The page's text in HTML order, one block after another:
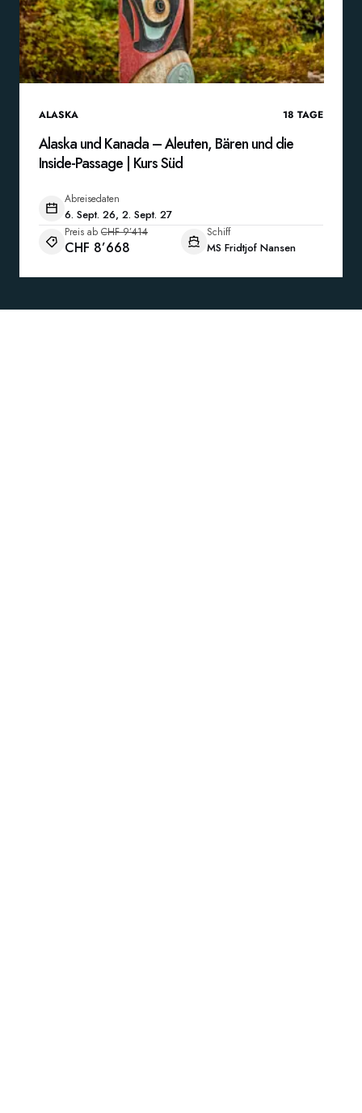
ALASKA 18 TAGE
Alaska und Kanada – Aleuten, Bären und die
Inside-Passage | Kurs Süd
Abreisedaten
6. Sept. 26, 2. Sept. 27
Preis ab CHF 9’414
CHF 8’668
Schiff
MS Fridtjof Nansen